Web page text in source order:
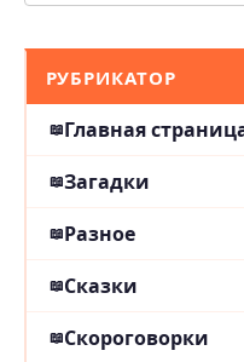
РУБРИКАТОР
Главная
Загадки
Разное
Сказки
Скороговорки